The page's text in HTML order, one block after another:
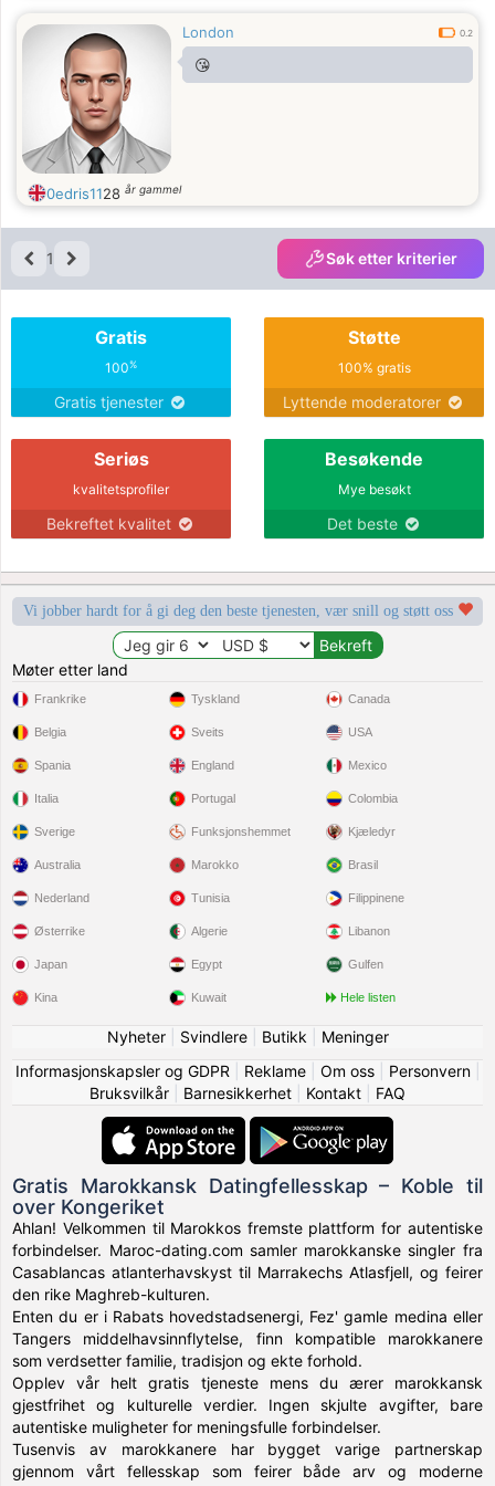
London 0.2
😘
0edris1128 år gammel
1 Søk etter kriterier
Gratis
100%
Gratis tjenester
Støtte
100% gratis
Lyttende moderatorer
Seriøs
kvalitetsprofiler
Bekreftet kvalitet
Besøkende
Mye besøkt
Det beste
Vi jobber hardt for å gi deg den beste tjenesten, vær snill og støtt oss
Møter etter land
Frankrike
Belgia
Spania
Italia
Sverige
Tyskland
Sveits
England
Portugal
Funksjonshemmet
Canada
USA
Mexico
Colombia
Kjæledyr
Australia
Nederland
Østerrike
Japan
Kina
Marokko
Tunisia
Algerie
Egypt
Kuwait
Brasil
Filippinene
Libanon
Gulfen
Hele listen
Nyheter| Svindlere| Butikk
Meninger
Informasjonskapsler og GDPR
Reklame| Om oss| Personvern|
Bruksvilkår
Barnesikkerhet Kontakt FAQ
Gratis Marokkansk Datingfellesskap – Koble til
over Kongeriket
Ahlan! Velkommen til Marokkos fremste plattform for autentiske
forbindelser. Maroc-dating.com samler marokkanske singler fra
Casablancas atlanterhavskyst til Marrakechs Atlasfjell, og feirer
den rike Maghreb-kulturen.
Enten du er i Rabats hovedstadsenergi, Fez' gamle medina eller
Tangers middelhavsinnflytelse, finn kompatible marokkanere
som verdsetter familie, tradisjon og ekte forhold.
Opplev vår helt gratis tjeneste mens du ærer marokkansk
gjestfrihet og kulturelle verdier. Ingen skjulte avgifter, bare
autentiske muligheter for meningsfulle forbindelser.
Tusenvis av marokkanere har bygget varige partnerskap
gjennom vårt fellesskap som feirer både arv og moderne